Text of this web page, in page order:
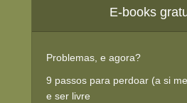
E-books
Problemas, e agora?
9 passos para perdoar (a si
e ser livre